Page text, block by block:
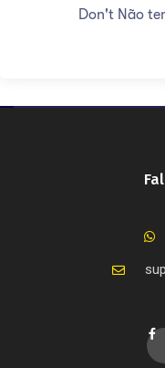
Don't Não